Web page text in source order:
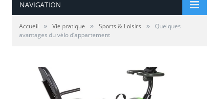
NAVIGATION
Accueil » Vie pratique » Sports & Loisirs »
Quelques
avantages du vélo d’appartement